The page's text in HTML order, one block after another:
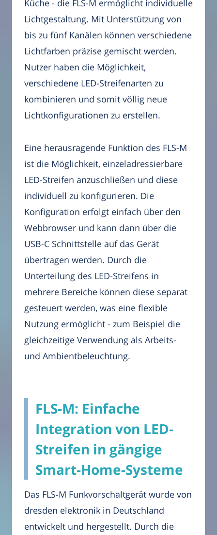
Küche - die FLS-M ermöglicht individuelle
Lichtgestaltung. Mit Unterstützung von
bis zu fünf Kanälen können verschiedene
Lichtfarben präzise gemischt werden.
Nutzer haben die Möglichkeit,
verschiedene LED-Streifenarten zu
kombinieren und somit völlig neue
Lichtkonfigurationen zu erstellen.
Eine herausragende Funktion des FLS-M
ist die Möglichkeit, einzeladressierbare
LED-Streifen anzuschließen und diese
individuell zu konfigurieren. Die
Konfiguration erfolgt einfach über den
Webbrowser und kann dann über die
USB-C Schnittstelle auf das Gerät
übertragen werden. Durch die
Unterteilung des LED-Streifens in
mehrere Bereiche können diese separat
gesteuert werden, was eine flexible
Nutzung ermöglicht - zum Beispiel die
gleichzeitige Verwendung als Arbeits-
und Ambientbeleuchtung.
FLS-M: Einfache
Integration von LED-
Streifen in gängige
Smart-Home-Systeme
Das FLS-M Funkvorschaltgerät wurde von
dresden elektronik in Deutschland
entwickelt und hergestellt. Durch die